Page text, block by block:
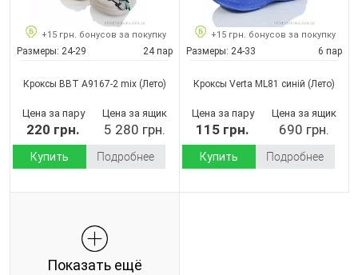
+15 грн. бонусов за покупку
Размеры: 24-29 24 пар
Кроксы BBT A9167-2 mix (Лето)
Цена за пару
220 грн.
Цена за ящик
5 280 грн.
Купить Подробнее
+15 грн. бонусов за покупку
Размеры: 24-33 6 пар
Кроксы Verta ML81 синій (Лето)
Цена за пару
115 грн.
Цена за ящик
690 грн.
Купить Подробнее
Показать ещё